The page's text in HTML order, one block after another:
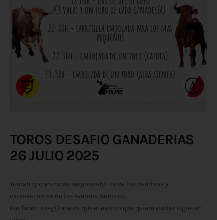
TOROS DESAFIO GANADERIAS
26 JULIO 2025
Toroshoy.com no se responsabiliza de los cambios y
cancelaciones de los eventos taurinos.
Por favor, asegúrese de que el evento que quiere visitar sigue en